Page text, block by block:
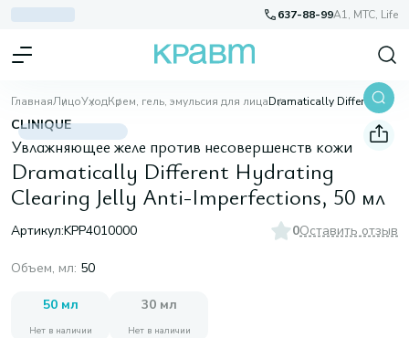
637-88-99A1, МТС, Life
ГлавнаяЛицоУходКрем, гель, эмульсия для лица Dramatically Different Hydrating Clearing Jelly Anti-Imperfections, 50 мл
CLINIQUE
Увлажняющее желе против несовершенств кожи
Dramatically Different Hydrating
Clearing Jelly Anti-Imperfections, 50 мл
Артикул:KPP4010000 0Оставить отзыв
Объем, мл: 50
50 мл
Нет в наличии
30 мл
Нет в наличии